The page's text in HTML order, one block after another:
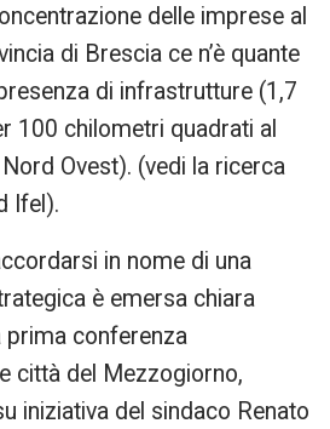
delle imprese al
di Brescia ce n’è quante
di infrastrutture (1,7
100 chilometri quadrati al
Ovest). (vedi la ricerca
Ifel).
in nome di una
è emersa chiara
prima conferenza
città del Mezzogiorno,
iniziativa del sindaco Renato